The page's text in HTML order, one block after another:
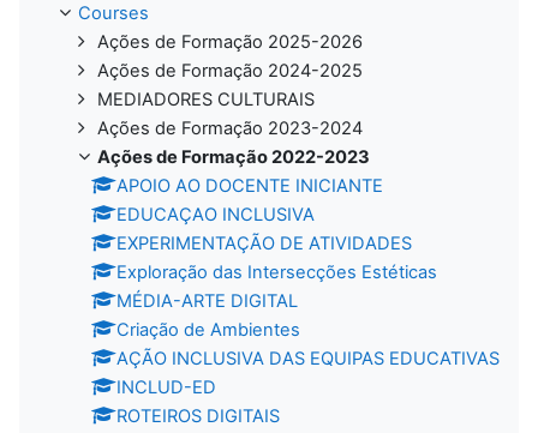
Courses
Ações de Formação 2025-2026
Ações de Formação 2024-2025
MEDIADORES CULTURAIS
Ações de Formação 2023-2024
Ações de Formação 2022-2023
APOIO AO DOCENTE INICIANTE
EDUCAÇAO INCLUSIVA
EXPERIMENTAÇÃO DE ATIVIDADES
Exploração das Intersecções Estéticas
MÉDIA-ARTE DIGITAL
Criação de Ambientes
AÇÃO INCLUSIVA DAS EQUIPAS EDUCATIVAS
INCLUD-ED
ROTEIROS DIGITAIS